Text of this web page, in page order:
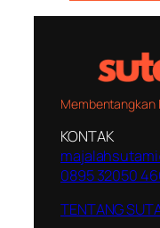
Membentangkan
KONTAK
0895 32050
TENTANG